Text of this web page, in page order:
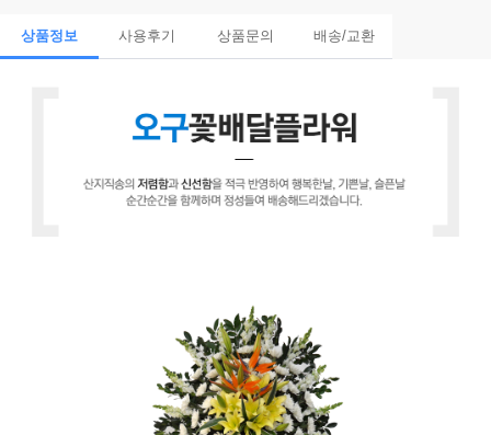
상품정보 사용후기 상품문의 배송/교환